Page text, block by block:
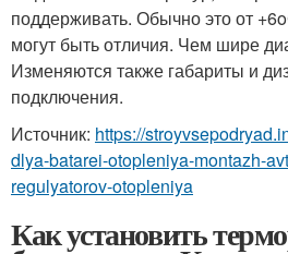
поддерживать. Обычно это от +6o
могут быть отличия. Чем шире
Изменяются также габариты и
подключения.
Источник: https://
dlya-batarei-otopleniya-montazh-
regulyatorov-otopleniya
Как установить